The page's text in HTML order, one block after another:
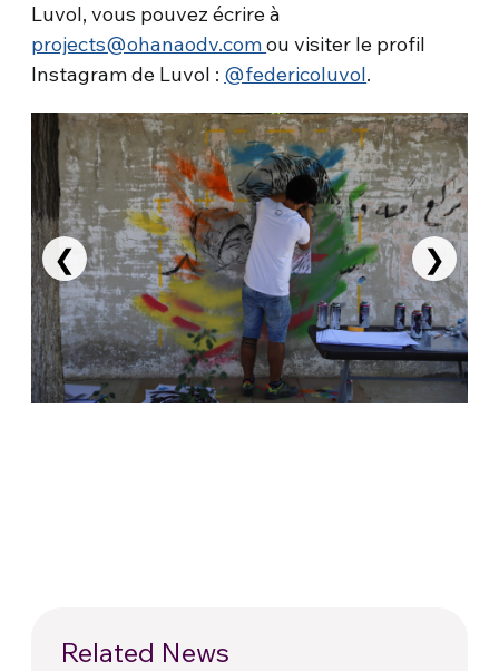
Luvol, vous pouvez écrire à
projects@ohanaodv.comou visiter le profil
Instagram de Luvol : @federicoluvol.
❮ ❯
Related News